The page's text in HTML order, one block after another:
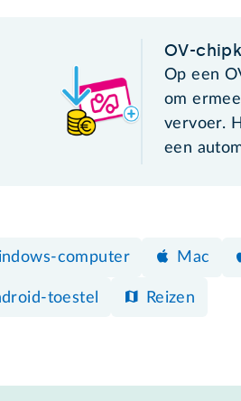
OV-
Op een
om
vervoer.
een
computer Mac
toestel Reizen